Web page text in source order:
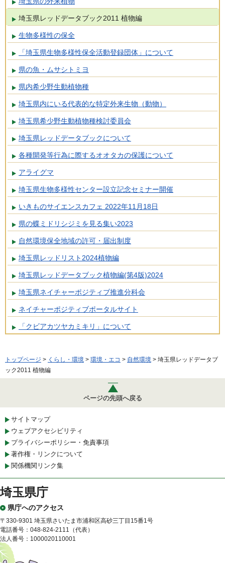
埼玉県レッドデータブック2011 植物編
生物多様性の保全
「埼玉県生物多様性保全活動登録団体」について
県の魚・ムサシトミヨ
県内希少野生動植物種
埼玉県内にいる代表的な特定外来生物（動物）
埼玉県希少野生動植物種検討委員会
埼玉県レッドデータブックについて
各種開発等行為に際するオオタカの保護について
アライグマ
埼玉県生物多様性センター設立記念セミナー開催
いきものサイエンスカフェ 2022年11月18日
県の蝶ミドリシジミを見る集い2023
自然環境保全地域の許可・届出制度
埼玉県レッドリスト2024植物編
埼玉県レッドデータブック植物編(第4版)2024
埼玉県ネイチャーポジティブ推進分科会
ネイチャーポジティブポータルサイト
「クビアカツヤカミキリ」について
トップページ > くらし・環境 > 環境・エコ > 自然環境 > 埼玉県レッドデータブ
ック2011 植物編
ページの先頭へ戻る
サイトマップ
ウェブアクセシビリティ
プライバシーポリシー・免責事項
著作権・リンクについて
関係機関リンク集
埼玉県庁
県庁へのアクセス
〒330-9301 埼玉県さいたま市浦和区高砂三丁目15番1号
電話番号：048-824-2111（代表）
法人番号：1000020110001